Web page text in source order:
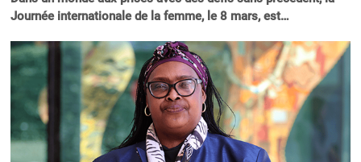
Journée internationale de la femme, le 8 mars, est…